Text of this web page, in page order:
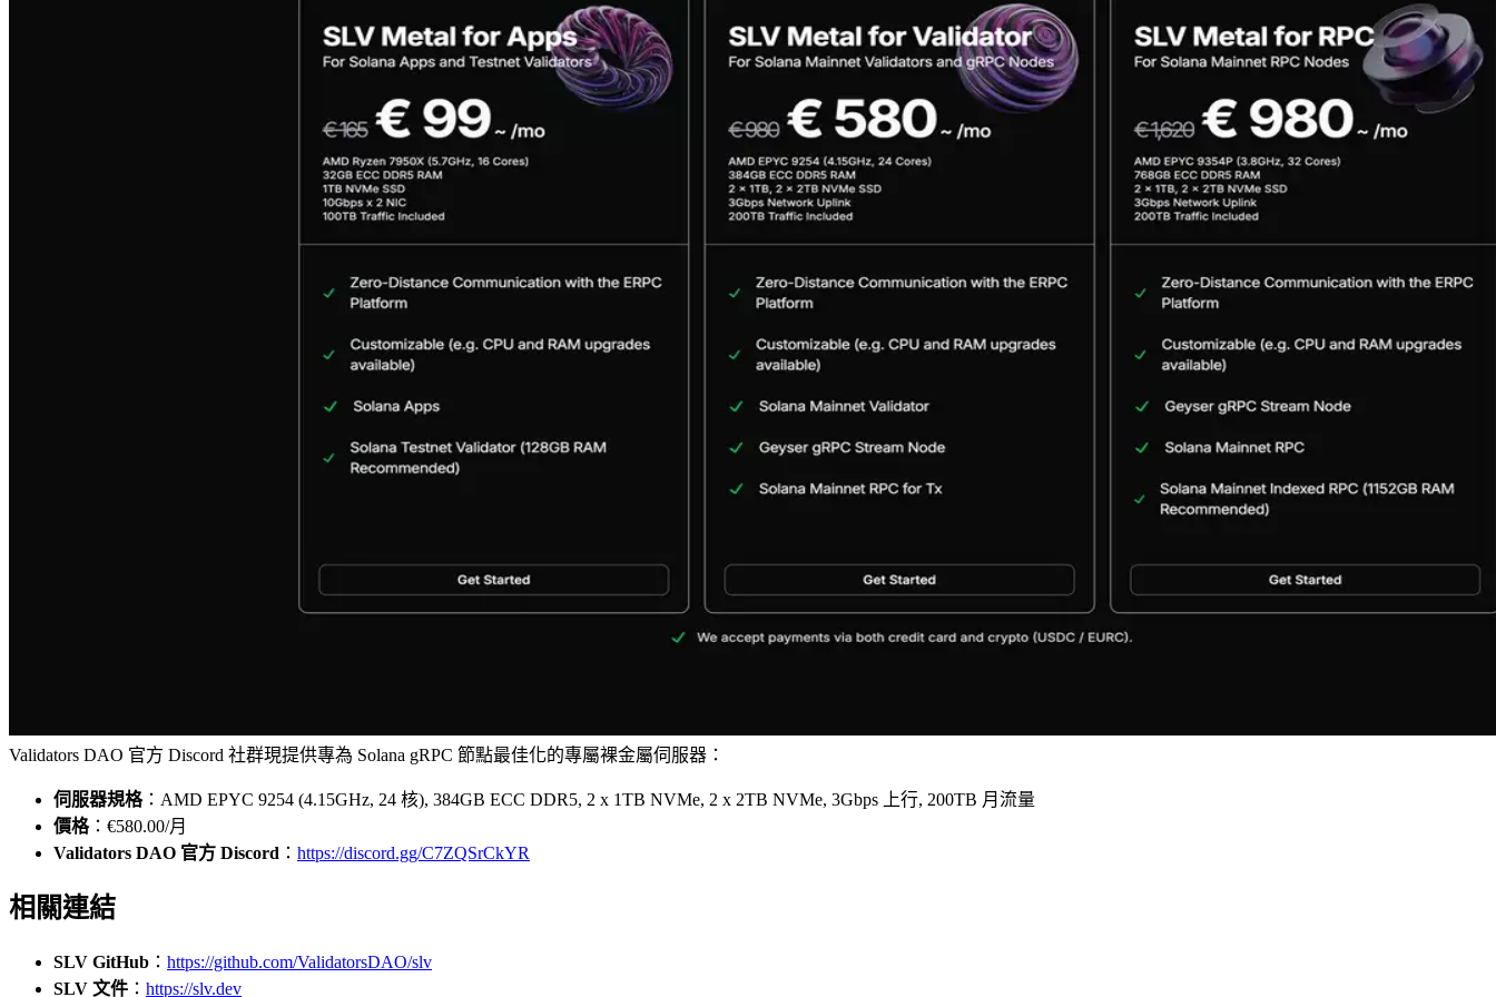
Validators DAO 官方 Discord 社群現提供專為 Solana gRPC 節點最佳化的專屬裸金屬伺服器：
伺服器規格：AMD EPYC 9254 (4.15GHz, 24 核), 384GB ECC DDR5, 2 x 1TB NVMe, 2 x 2TB NVMe, 3Gbps 上行, 200TB 月流量
價格：€580.00/月
Validators DAO 官方 Discord ： https://discord.gg/C7ZQSrCkYR
相關連結
SLV GitHub ： https://github.com/ValidatorsDAO/slv
SLV 文件 ： https://slv.dev